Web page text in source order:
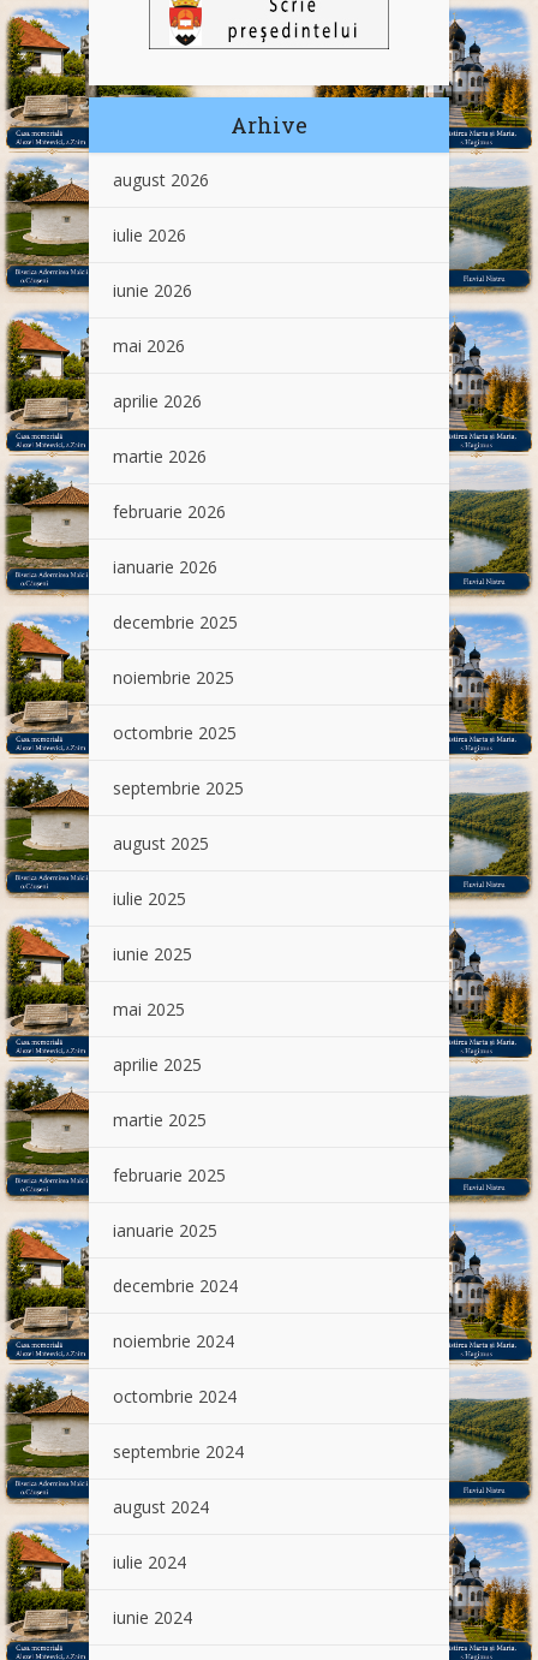
Arhive
august 2026
iulie 2026
iunie 2026
mai 2026
aprilie 2026
martie 2026
februarie 2026
ianuarie 2026
decembrie 2025
noiembrie 2025
octombrie 2025
septembrie 2025
august 2025
iulie 2025
iunie 2025
mai 2025
aprilie 2025
martie 2025
februarie 2025
ianuarie 2025
decembrie 2024
noiembrie 2024
octombrie 2024
septembrie 2024
august 2024
iulie 2024
iunie 2024